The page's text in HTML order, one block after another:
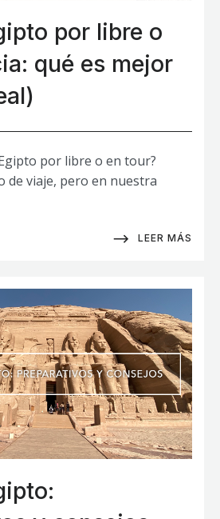
por libre o
qué es mejor
por libre o en tour?
de viaje, pero en nuestra
LEER MÁS